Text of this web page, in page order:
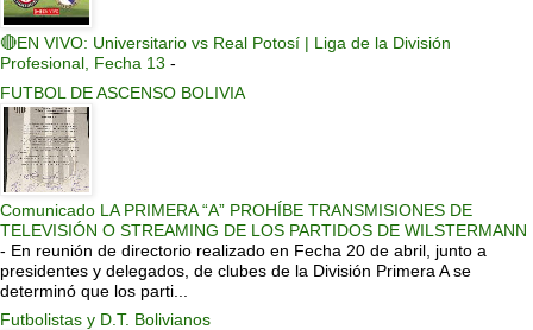
🔴EN VIVO: Universitario vs Real Potosí | Liga de la División
Profesional, Fecha 13 -
FUTBOL DE ASCENSO BOLIVIA
Comunicado LA PRIMERA “A” PROHÍBE TRANSMISIONES DE
TELEVISIÓN O STREAMING DE LOS PARTIDOS DE WILSTERMANN
- En reunión de directorio realizado en Fecha 20 de abril, junto a
presidentes y delegados, de clubes de la División Primera A se
determinó que los parti...
Futbolistas y D.T. Bolivianos